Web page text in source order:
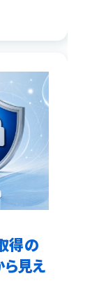
得の
見え